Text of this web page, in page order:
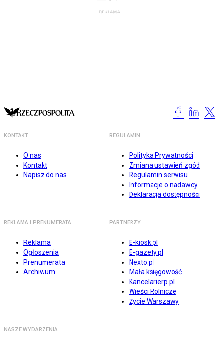
KONTAKT
O nas
Kontakt
Napisz do nas
REGULAMIN
Polityka Prywatności
Zmiana ustawień zgód
Regulamin serwisu
Informacje o nadawcy
Deklaracja dostępności
REKLAMA I PRENUMERATA
Reklama
Ogłoszenia
Prenumerata
Archiwum
PARTNERZY
E-kiosk.pl
E-gazety.pl
Nexto.pl
Mała księgowość
Kancelarierp.pl
Wieści Rolnicze
Życie Warszawy
NASZE WYDARZENIA